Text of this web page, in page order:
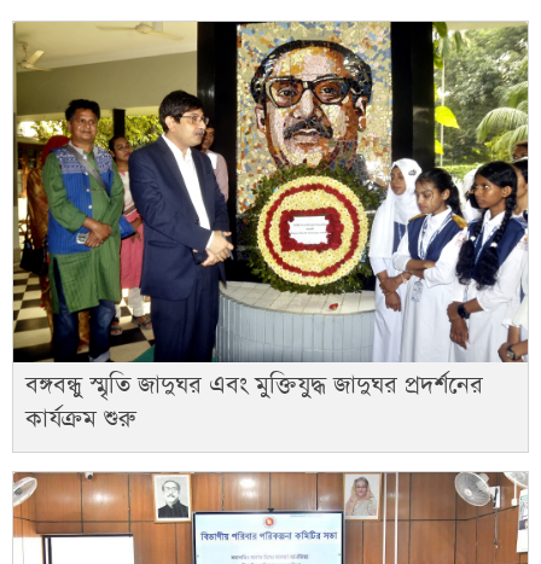
বঙ্গবন্ধু স্মৃতি জাদুঘর এবং মুক্তিযুদ্ধ জাদুঘর প্রদর্শনের
কার্যক্রম শুরু